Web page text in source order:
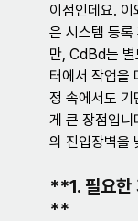
이점인데요.
은 시스템 등록
만, CdBd는 별
터에서 작업을
정 속에서도 기
게 큰 장점입
의 진입장벽을
**1. 필요한
**